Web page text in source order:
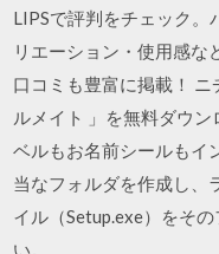
LIPSで評判をチェック
リエーション・使用感な
口コミも豊富に掲載！
ルメイト 」を無料ダウ
ベルもお名前シールもイ
当なフォルダを作成し、
イル（Setup.exe）をそ
い。